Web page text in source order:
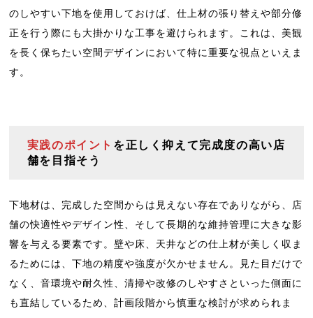
のしやすい下地を使用しておけば、仕上材の張り替えや部分修
正を行う際にも大掛かりな工事を避けられます。これは、美観
を長く保ちたい空間デザインにおいて特に重要な視点といえま
す。
実践のポイント を正しく抑えて完成度の高い店
舗を目指そう
下地材は、完成した空間からは見えない存在でありながら、店
舗の快適性やデザイン性、そして長期的な維持管理に大きな影
響を与える要素です。壁や床、天井などの仕上材が美しく収ま
るためには、下地の精度や強度が欠かせません。見た目だけで
なく、音環境や耐久性、清掃や改修のしやすさといった側面に
も直結しているため、計画段階から慎重な検討が求められま